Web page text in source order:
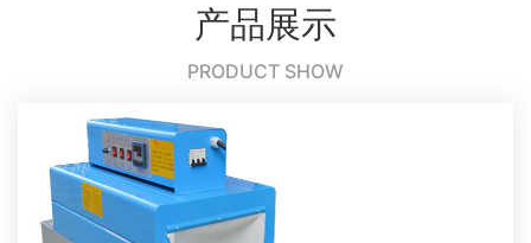
产品展示
PRODUCT SHOW